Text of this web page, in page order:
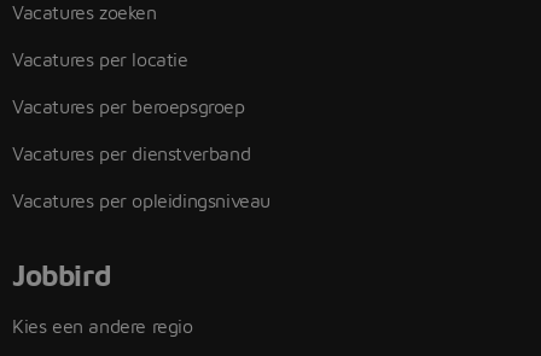
Vacatures zoeken
Vacatures per locatie
Vacatures per beroepsgroep
Vacatures per dienstverband
Vacatures per opleidingsniveau
Jobbird
Kies een andere regio